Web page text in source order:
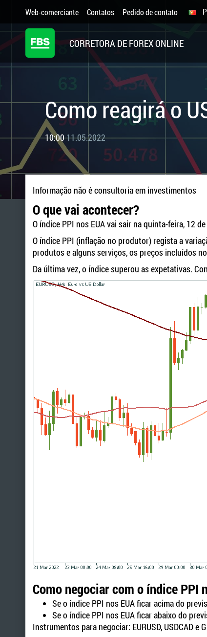
Web-comerciante Contatos Pedido de contato
CORRETORA DE FOREX ONLINE
Como reagirá o
10:0011.05.2022
Informação não é consultoria em investimentos
O que vai acontecer?
O índice PPI nos EUA vai sair na quinta-feira, 12
O índice PPI (inflação no produtor) regista a
produtos e alguns serviços, os preços incluídos
Da última vez, o índice superou as expetativas.
Como negociar com o índice PPI
Se o índice PPI nos EUA ficar acima do
Se o índice PPI nos EUA ficar abaixo do
Instrumentos para negociar: EURUSD, USDCAD e